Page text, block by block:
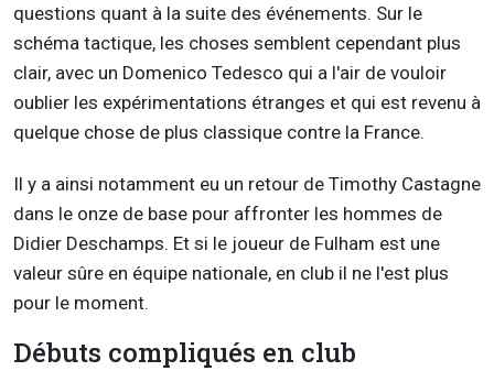
questions quant à la suite des événements. Sur le
schéma tactique, les choses semblent cependant plus
clair, avec un Domenico Tedesco qui a l'air de vouloir
oublier les expérimentations étranges et qui est revenu à
quelque chose de plus classique contre la France.
Il y a ainsi notamment eu un retour de Timothy Castagne
dans le onze de base pour affronter les hommes de
Didier Deschamps. Et si le joueur de Fulham est une
valeur sûre en équipe nationale, en club il ne l'est plus
pour le moment.
Débuts compliqués en club